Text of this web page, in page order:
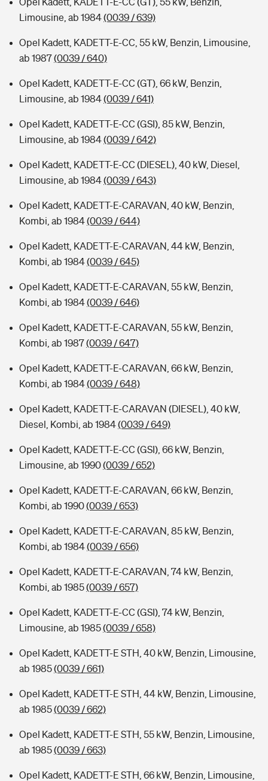
Limousine, ab 1984(0039 / 639)
Opel Kadett, KADETT-E-CC, 55 kW, Benzin, Limousine,
ab 1987(0039 / 640)
Opel Kadett, KADETT-E-CC (GT), 66 kW, Benzin,
Limousine, ab 1984(0039 / 641)
Opel Kadett, KADETT-E-CC (GSI), 85 kW, Benzin,
Limousine, ab 1984(0039 / 642)
Opel Kadett, KADETT-E-CC (DIESEL), 40 kW, Diesel,
Limousine, ab 1984(0039 / 643)
Opel Kadett, KADETT-E-CARAVAN, 40 kW, Benzin,
Kombi, ab 1984(0039 / 644)
Opel Kadett, KADETT-E-CARAVAN, 44 kW, Benzin,
Kombi, ab 1984(0039 / 645)
Opel Kadett, KADETT-E-CARAVAN, 55 kW, Benzin,
Kombi, ab 1984(0039 / 646)
Opel Kadett, KADETT-E-CARAVAN, 55 kW, Benzin,
Kombi, ab 1987(0039 / 647)
Opel Kadett, KADETT-E-CARAVAN, 66 kW, Benzin,
Kombi, ab 1984(0039 / 648)
Opel Kadett, KADETT-E-CARAVAN (DIESEL), 40 kW,
Diesel, Kombi, ab 1984(0039 / 649)
Opel Kadett, KADETT-E-CC (GSI), 66 kW, Benzin,
Limousine, ab 1990(0039 / 652)
Opel Kadett, KADETT-E-CARAVAN, 66 kW, Benzin,
Kombi, ab 1990(0039 / 653)
Opel Kadett, KADETT-E-CARAVAN, 85 kW, Benzin,
Kombi, ab 1984(0039 / 656)
Opel Kadett, KADETT-E-CARAVAN, 74 kW, Benzin,
Kombi, ab 1985(0039 / 657)
Opel Kadett, KADETT-E-CC (GSI), 74 kW, Benzin,
Limousine, ab 1985(0039 / 658)
Opel Kadett, KADETT-E STH, 40 kW, Benzin, Limousine,
ab 1985(0039 / 661)
Opel Kadett, KADETT-E STH, 44 kW, Benzin, Limousine,
ab 1985(0039 / 662)
Opel Kadett, KADETT-E STH, 55 kW, Benzin, Limousine,
ab 1985(0039 / 663)
Opel Kadett, KADETT-E STH, 66 kW, Benzin, Limousine,